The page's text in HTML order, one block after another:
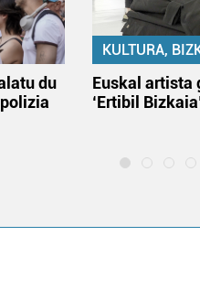
du
KULTURA,
Euskal artista
‘Ertibil